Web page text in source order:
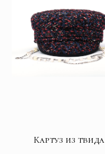
Картуз из твида